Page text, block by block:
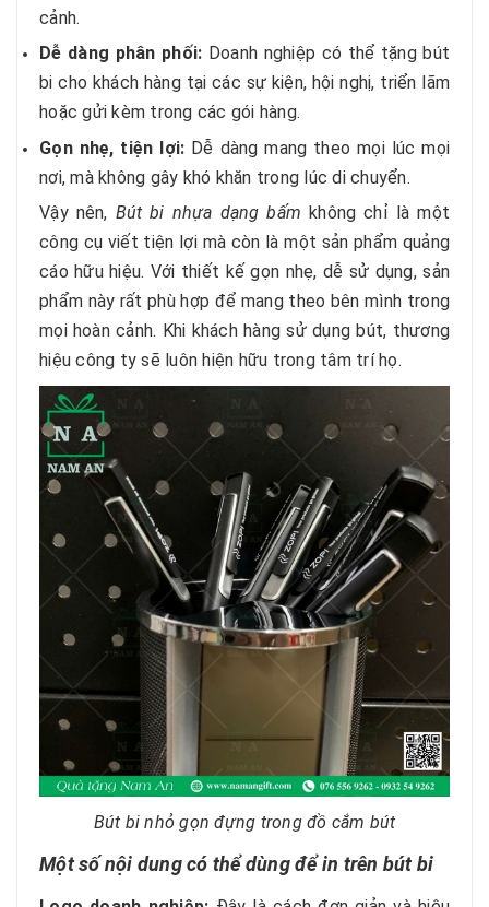
cảnh.
Dễ dàng phân phối: Doanh nghiệp có thể tặng bút
bi cho khách hàng tại các sự kiện, hội nghị, triển lãm
hoặc gửi kèm trong các gói hàng.
Gọn nhẹ, tiện lợi: Dễ dàng mang theo mọi lúc mọi
nơi, mà không gây khó khăn trong lúc di chuyển.
Vậy nên, Bút bi nhựa dạng bấm không chỉ là một
công cụ viết tiện lợi mà còn là một sản phẩm quảng
cáo hữu hiệu. Với thiết kế gọn nhẹ, dễ sử dụng, sản
phẩm này rất phù hợp để mang theo bên mình trong
mọi hoàn cảnh. Khi khách hàng sử dụng bút, thương
hiệu công ty sẽ luôn hiện hữu trong tâm trí họ.
Bút bi nhỏ gọn đựng trong đồ cắm bút
Một số nội dung có thể dùng để in trên bút bi